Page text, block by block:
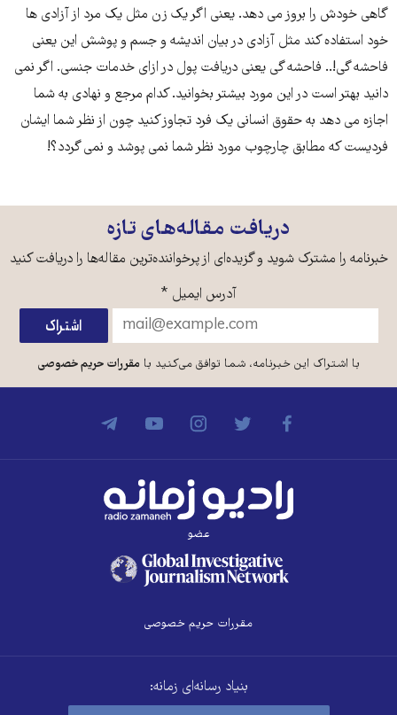
گاهی خودش را بروز می دهد. یعنی اگر یک زن مثل یک مرد از آزادی ها
خود استفاده کند مثل آزادی در بیان اندیشه و جسم و پوشش این یعنی
فاحشه گی!.. فاحشه گی یعنی دریافت پول در ازای خدمات جنسی. اگر نمی
دانید بهتر است در این مورد بیشتر بخوانید. کدام مرجع و نهادی به شما
اجازه می دهد به حقوق انسانی یک فرد تجاوز کنید چون از نظر شما ایشان
فردیست که مطابق چارچوب مورد نظر شما نمی پوشد و نمی گردد؟!
دریافت مقاله‌های تازه
خبرنامه را مشترک شوید و گزیده‌ای از پرخواننده‌ترین مقاله‌ها را دریافت کنید
آدرس ایمیل *
با اشتراک این خبرنامه، شما توافق می‌کنید بامقررات حریم خصوصی
عضو
مقررات حریم خصوصی
بنیاد رسانه‌ای زمانه: